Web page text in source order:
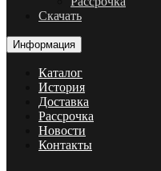
Скачать
Информация
Каталог
История
Доставка
Рассрочка
Новости
Контакты